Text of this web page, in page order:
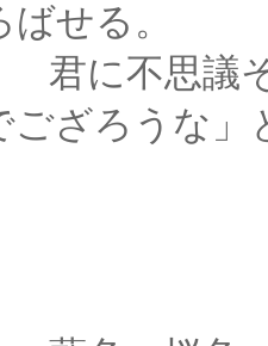
せる。
そうに「
ござろうな